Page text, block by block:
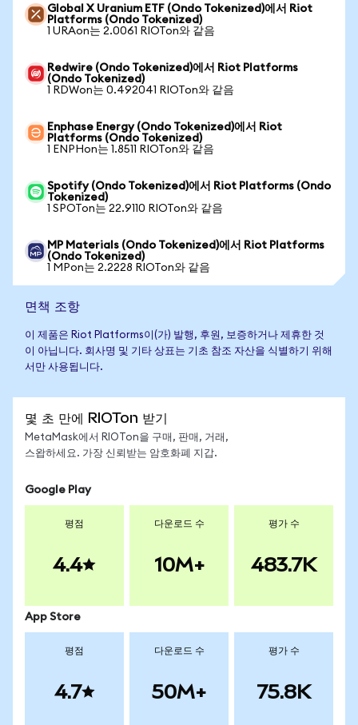
Global X Uranium ETF (Ondo Tokenized)에서 Riot
Platforms (Ondo Tokenized)
1 URAon는 2.0061 RIOTon와 같음
Redwire (Ondo Tokenized)에서 Riot Platforms
(Ondo Tokenized)
1 RDWon는 0.492041 RIOTon와 같음
Enphase Energy (Ondo Tokenized)에서 Riot
Platforms (Ondo Tokenized)
1 ENPHon는 1.8511 RIOTon와 같음
Spotify (Ondo Tokenized)에서 Riot Platforms (Ondo
Tokenized)
1 SPOTon는 22.9110 RIOTon와 같음
MP Materials (Ondo Tokenized)에서 Riot Platforms
(Ondo Tokenized)
1 MPon는 2.2228 RIOTon와 같음
면책 조항
이 제품은 Riot Platforms이(가) 발행, 후원, 보증하거나 제휴한 것
이 아닙니다. 회사명 및 기타 상표는 기초 참조 자산을 식별하기 위해
서만 사용됩니다.
몇 초 만에 RIOTon 받기
MetaMask에서 RIOTon을 구매, 판매, 거래,
스왑하세요. 가장 신뢰받는 암호화폐 지갑.
Google Play
평점
4.4
다운로드 수
10M+
평가 수
483.7K
App Store
평점
4.7
다운로드 수
50M+
평가 수
75.8K